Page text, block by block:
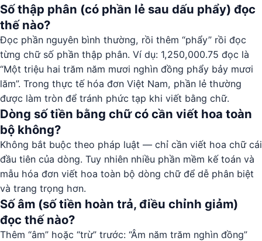
Số thập phân (có phần lẻ sau dấu phẩy) đọc
thế nào?
Đọc phần nguyên bình thường, rồi thêm “phẩy” rồi đọc
từng chữ số phần thập phân. Ví dụ: 1,250,000.75 đọc là
“Một triệu hai trăm năm mươi nghìn đồng phẩy bảy mươi
lăm”. Trong thực tế hóa đơn Việt Nam, phần lẻ thường
được làm tròn để tránh phức tạp khi viết bằng chữ.
Dòng số tiền bằng chữ có cần viết hoa toàn
bộ không?
Không bắt buộc theo pháp luật — chỉ cần viết hoa chữ cái
đầu tiên của dòng. Tuy nhiên nhiều phần mềm kế toán và
mẫu hóa đơn viết hoa toàn bộ dòng chữ để dễ phân biệt
và trang trọng hơn.
Số âm (số tiền hoàn trả, điều chỉnh giảm)
đọc thế nào?
Thêm “âm” hoặc “trừ” trước: “Âm năm trăm nghìn đồng”